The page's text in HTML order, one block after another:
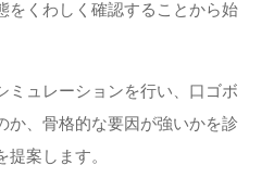
をくわしく確認することから始
ミュレーションを行い、口ゴボ
か、骨格的な要因が強いかを診
案します。